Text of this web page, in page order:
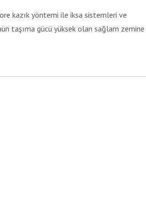
kazık yöntemi ile iksa sistemleri ve
taşıma gücü yüksek olan sağlam zemine